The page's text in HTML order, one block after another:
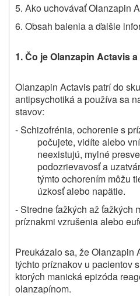
5. Ako uchovávať Olanzapin
6. Obsah balenia a ďalšie
1. Čo je Olanzapin Actavis
Olanzapin Actavis patrí do
antipsychotiká a používa sa
stavov:
- Schizofrénia, ochorenie s
počujete, vidíte alebo
neexistujú, mylné
podozrievavosť a
týmto ochorením môžu
úzkosť alebo napätie.
- Stredne ťažkých až ťažkých
príznakmi vzrušenia alebo
Preukázalo sa, že Olanzapin
týchto príznakov u pacientov
ktorých manická epizóda
olanzapínom.